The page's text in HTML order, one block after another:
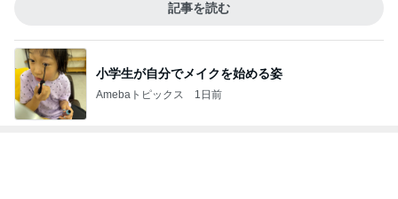
記事を読む
小学生が自分でメイクを始める姿
Amebaトピックス 1日前